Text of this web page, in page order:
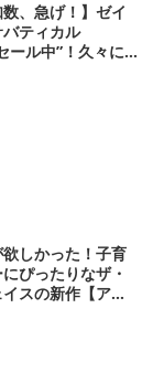
数、急げ！】ゼイ
ティカル
ール中”！久々に
しかった！子育
ぴったりなザ・
スの新作【アウ